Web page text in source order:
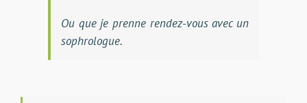
Ou que je prenne rendez-vous avec un
sophrologue.